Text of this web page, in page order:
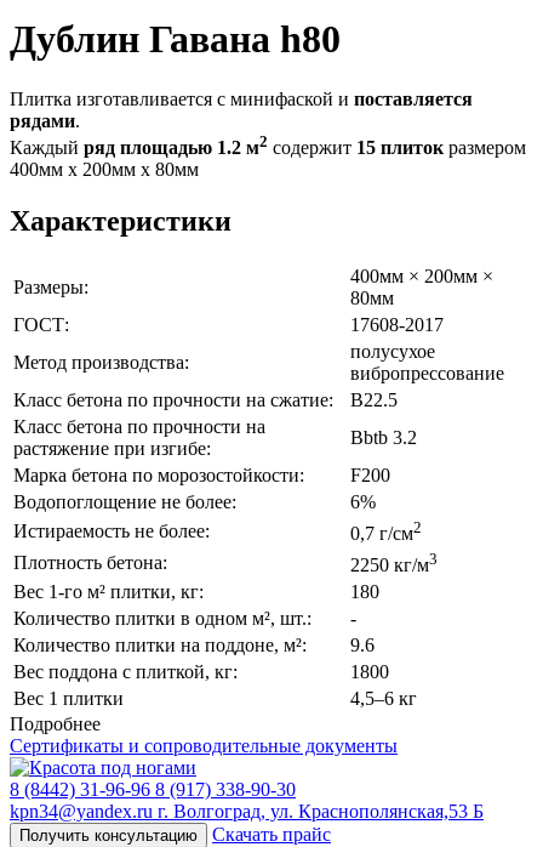
Дублин Гавана h80
Плитка изготавливается с минифаской и поставляется
рядами.
Каждый ряд площадью 1.2 м2 содержит 15 плиток размером
400мм х 200мм х 80мм
Характеристики
Размеры:
400мм × 200мм ×
80мм
ГОСТ:
17608-2017
Метод производства:
полусухое
вибропрессование
Класс бетона по прочности на сжатие:
B22.5
Класс бетона по прочности на
растяжение при изгибе:
Bbtb 3.2
Марка бетона по морозостойкости:
F200
Водопоглощение не более:
6%
Истираемость не более:
0,7 г/см2
Плотность бетона: 2250 кг/м3
Вес 1-го м² плитки, кг:
180
Количество плитки в одном м², шт.:
-
Количество плитки на поддоне, м²:
9.6
Вес поддона с плиткой, кг:
1800
Вес 1 плитки
4,5–6 кг
Подробнее
Сертификаты и сопроводительные документы
8 (8442) 31-96-96 8 (917) 338-90-30
kpn34@yandex.ru г. Волгоград, ул. Краснополянская,53 Б
Получить консультацию Скачать прайс